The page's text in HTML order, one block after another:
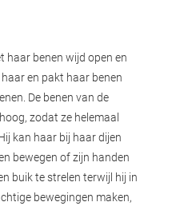
haar benen wijd open en
en pakt haar benen
De benen van de
zodat ze helemaal
kan haar bij haar dijen
bewegen of zijn handen
buik te strelen terwijl hij in
bewegingen maken,